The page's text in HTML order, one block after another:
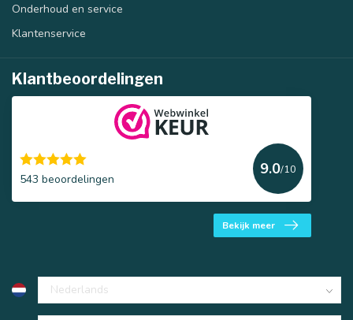
Onderhoud en service
Klantenservice
Klantbeoordelingen
543 beoordelingen
9.0/10
Bekijk meer